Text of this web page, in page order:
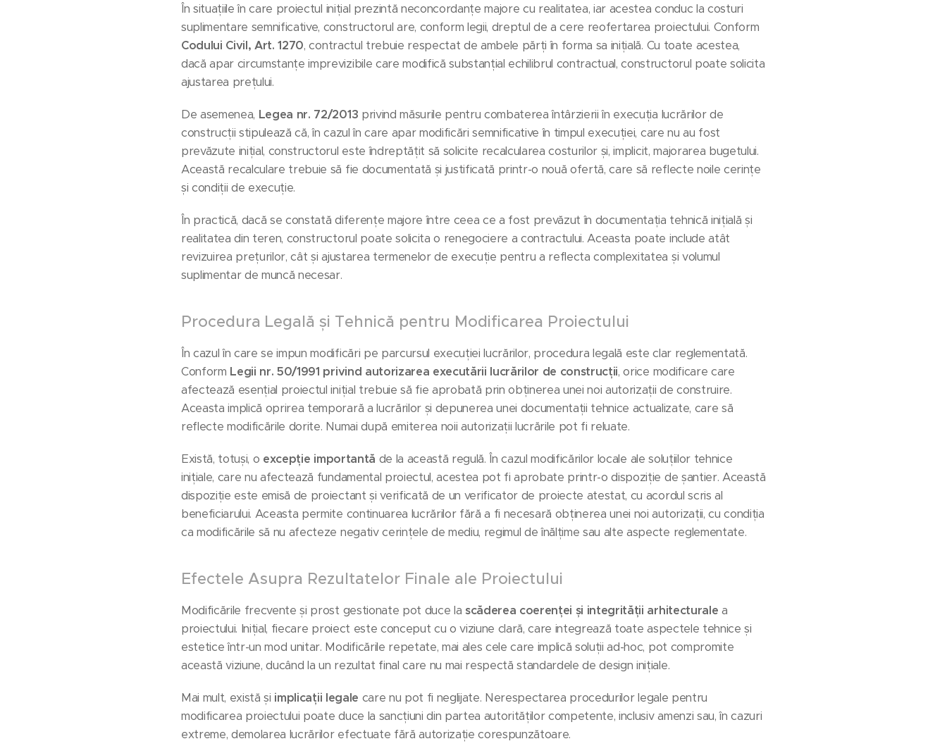
În situațiile în care proiectul inițial prezintă neconcordanțe majore cu realitatea, iar acestea conduc la costuri
suplimentare semnificative, constructorul are, conform legii, dreptul de a cere reofertarea proiectului. Conform
Codului Civil, Art. 1270, contractul trebuie respectat de ambele părți în forma sa inițială. Cu toate acestea,
dacă apar circumstanțe imprevizibile care modifică substanțial echilibrul contractual, constructorul poate solicita
ajustarea prețului.
De asemenea, Legea nr. 72/2013 privind măsurile pentru combaterea întârzierii în execuția lucrărilor de
construcții stipulează că, în cazul în care apar modificări semnificative în timpul execuției, care nu au fost
prevăzute inițial, constructorul este îndreptățit să solicite recalcularea costurilor și, implicit, majorarea bugetului.
Această recalculare trebuie să fie documentată și justificată printr-o nouă ofertă, care să reflecte noile cerințe
și condiții de execuție.
În practică, dacă se constată diferențe majore între ceea ce a fost prevăzut în documentația tehnică inițială și
realitatea din teren, constructorul poate solicita o renegociere a contractului. Aceasta poate include atât
revizuirea prețurilor, cât și ajustarea termenelor de execuție pentru a reflecta complexitatea și volumul
suplimentar de muncă necesar.
Procedura Legală și Tehnică pentru Modificarea Proiectului
În cazul în care se impun modificări pe parcursul execuției lucrărilor, procedura legală este clar reglementată.
Conform Legii nr. 50/1991 privind autorizarea executării lucrărilor de construcții, orice modificare care
afectează esențial proiectul inițial trebuie să fie aprobată prin obținerea unei noi autorizații de construire.
Aceasta implică oprirea temporară a lucrărilor și depunerea unei documentații tehnice actualizate, care să
reflecte modificările dorite. Numai după emiterea noii autorizații lucrările pot fi reluate.
Există, totuși, o excepție importantă de la această regulă. În cazul modificărilor locale ale soluțiilor tehnice
inițiale, care nu afectează fundamental proiectul, acestea pot fi aprobate printr-o dispoziție de șantier. Această
dispoziție este emisă de proiectant și verificată de un verificator de proiecte atestat, cu acordul scris al
beneficiarului. Aceasta permite continuarea lucrărilor fără a fi necesară obținerea unei noi autorizații, cu condiția
ca modificările să nu afecteze negativ cerințele de mediu, regimul de înălțime sau alte aspecte reglementate.
Efectele Asupra Rezultatelor Finale ale Proiectului
Modificările frecvente și prost gestionate pot duce la scăderea coerenței și integrității arhitecturale a
proiectului. Inițial, fiecare proiect este conceput cu o viziune clară, care integrează toate aspectele tehnice și
estetice într-un mod unitar. Modificările repetate, mai ales cele care implică soluții ad-hoc, pot compromite
această viziune, ducând la un rezultat final care nu mai respectă standardele de design inițiale.
Mai mult, există și implicații legale care nu pot fi neglijate. Nerespectarea procedurilor legale pentru
modificarea proiectului poate duce la sancțiuni din partea autorităților competente, inclusiv amenzi sau, în cazuri
extreme, demolarea lucrărilor efectuate fără autorizație corespunzătoare.